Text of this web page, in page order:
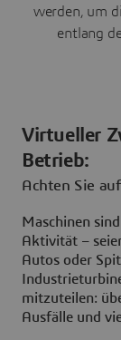
werden, um
entlang
Virtueller
Betrieb:
Achten Sie
Maschinen
Aktivität –
Autos oder
mitzuteilen:
Ausfälle und